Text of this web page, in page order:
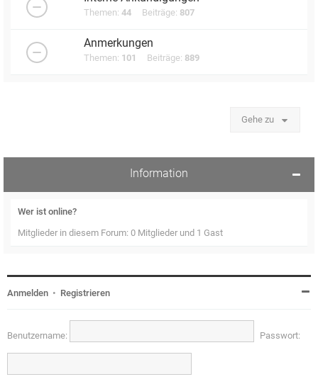
Themen: 44 Beiträge: 807
Anmerkungen
Themen: 101 Beiträge: 889
Gehe zu
Information
Wer ist online?
Mitglieder in diesem Forum: 0 Mitglieder und 1 Gast
Anmelden • Registrieren
Benutzername: Passwort: